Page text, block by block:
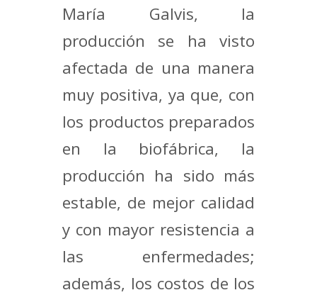
María Galvis, la
producción se ha visto
afectada de una manera
muy positiva, ya que, con
los productos preparados
en la biofábrica, la
producción ha sido más
estable, de mejor calidad
y con mayor resistencia a
las enfermedades;
además, los costos de los